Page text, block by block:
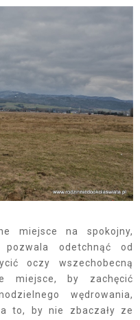
miejsce na spokojny,
pozwala odetchnąć od
oczy wszechobecną
miejsce, by zachęcić
wędrowania,
to, by nie zbaczały ze